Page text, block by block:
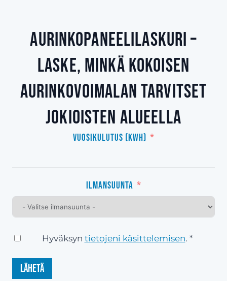
Aurinkopaneelilaskuri –
laske, minkä kokoisen
aurinkovoimalan tarvitset
Jokioisten alueella
Vuosikulutus (kWh)
Ilmansuunta
Hyväksyn tietojeni käsittelemisen. *
Lähetä